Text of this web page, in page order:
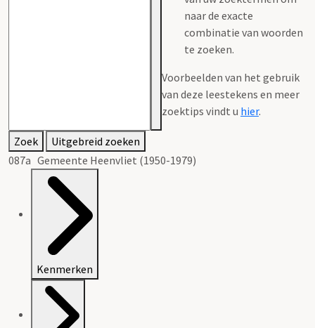
naar de exacte
combinatie van woorden
te zoeken.
Voorbeelden van het gebruik
van deze leestekens en meer
zoektips vindt u hier.
Zoek
Uitgebreid zoeken
087a Gemeente Heenvliet (1950-1979)
Kenmerken